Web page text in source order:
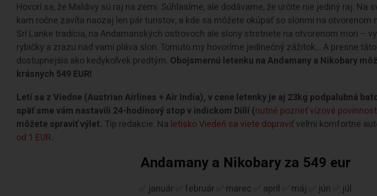
Hovorí sa, že Maldivy sú raj na zemi. Súhlasíme, ale dodávame, že určite nie jediný raj. Na
kam ročne zavíta naozaj len pár turistov, a kde sa môžete okúpať so slonmi na otvorenom
Srí Lanke tradícia, na Andamanských ostrovoch ale slony stretnete na otvorenom mori –
rybičky a zrazu nad vami pláva slon. Tomuto my hovoríme jedinečný zážitok… A presne
dostupnejšia ako kedykoľvek predtým. Obojsmernú letenku na Andamany a Nikobary
krásnych 549 EUR!
Letí sa z Viedne (Austrian Airlines + Air India), v cene letenky je aj 23kg podpalubná
späť sme vám nastavili 24-hodinový stop v indickom Dillí (nutné pozrieť vízové
môžete spraviť výlet. Tip redakcie: Na letisko Viedeň sa viete dopraviťveľmi komfortne
od 1 EUR.
Andamany a Nikobary za 549 eur
✅ január ✅ február ✅ marec ✅ apríl ✅ máj ✅ jún ✅ júl